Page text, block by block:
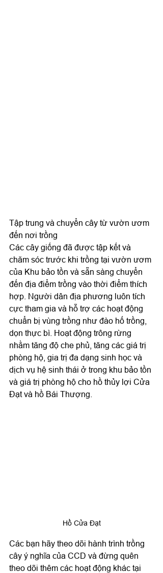
Tập trung và chuyển cây từ vườn ươm
đến nơi trồng
Các cây giống đã được tập kết và
chăm sóc trước khi trồng tại vườn ươm
của Khu bảo tồn và sẵn sàng chuyển
đến địa điểm trồng vào thời điểm thích
hợp. Người dân địa phương luôn tích
cực tham gia và hỗ trợ các hoạt động
chuẩn bị vùng trồng như đào hố trồng,
dọn thực bì. Hoạt động trông rừng
nhằm tăng độ che phủ, tăng các giá trị
phòng hộ, gia trị đa dạng sinh học và
dịch vụ hệ sinh thái ở trong khu bảo tồn
và giá trị phòng hộ cho hồ thủy lợi Cửa
Đạt và hồ Bái Thượng.
Hồ Cửa Đạt
Các bạn hãy theo dõi hành trình trồng
cây ý nghĩa của CCD và đừng quên
theo dõi thêm các hoạt động khác tại